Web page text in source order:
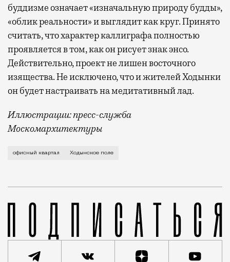
буддизме означает «изначальную природу будды»,
«облик реальности» и выглядит как круг. Принято
считать, что характер каллиграфа полностью
проявляется в том, как он рисует знак энсо.
Действительно, проект не лишен восточного
изящества. Не исключено, что и жителей Ходынки
он будет настраивать на медитативный лад.
Иллюстрации: пресс-служба
Москомархитектуры
Рендерами проекта поделился в своем телеграм-
офисный квартал Ходынское поле